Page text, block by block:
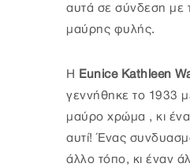
αυτά σε σύνδεση με
μαύρης φυλής.
Η Eunice Kathleen
γεννήθηκε το 1933
μαύρο χρώμα , κι ένα
αυτί! Ένας
άλλο τόπο, κι έναν